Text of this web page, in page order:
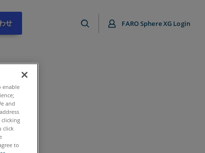
せ FARO Sphere XG Login
In
and
enable
and
click
to